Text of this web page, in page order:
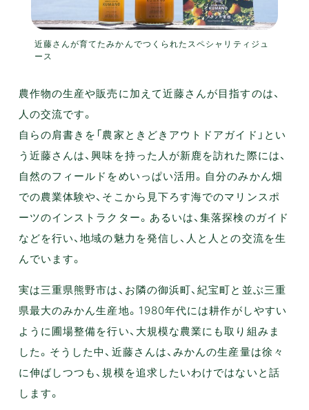
近藤さんが育てたみかんでつくられたスペシャリティジュ
ース
農作物の生産や販売に加えて近藤さんが目指すのは、
人の交流です。
自らの肩書きを「農家ときどきアウトドアガイド」とい
う近藤さんは、興味を持った人が新鹿を訪れた際には、
自然のフィールドをめいっぱい活用。自分のみかん畑
での農業体験や、そこから見下ろす海でのマリンスポ
ーツのインストラクター。あるいは、集落探検のガイド
などを行い、地域の魅力を発信し、人と人との交流を生
んでいます。
実は三重県熊野市は、お隣の御浜町、紀宝町と並ぶ三重
県最大のみかん生産地。1980年代には耕作がしやすい
ように圃場整備を行い、大規模な農業にも取り組みま
した。そうした中、近藤さんは、みかんの生産量は徐々
に伸ばしつつも、規模を追求したいわけではないと話
します。